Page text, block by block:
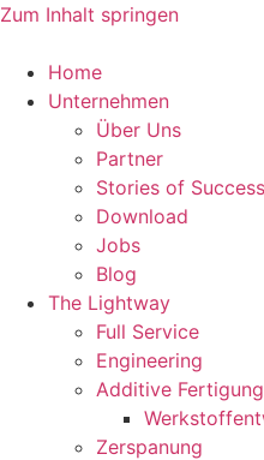
Zum Inhalt springen
Home
Unternehmen
Über Uns
Partner
Stories of
Download
Jobs
Blog
The Lightway
Full Service
Engineering
Additive Fertigung
Zerspanung